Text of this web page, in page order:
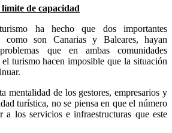
de capacidad
ha hecho que dos importantes
como son Canarias y Baleares, hayan
que en ambas comunidades
el turismo hacen imposible que la situación
mentalidad de los gestores, empresarios y
turística, no se piensa en que el número
a los servicios e infraestructuras que este